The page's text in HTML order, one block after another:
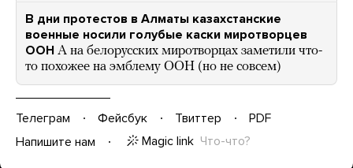
В дни протестов в Алматы казахстанские
военные носили голубые каски миротворцев
ООН А на белорусских миротворцах заметили что-
то похожее на эмблему ООН (но не совсем)
Телеграм Фейсбук Твиттер
PDF
Напишите нам
Magic link Что-что?